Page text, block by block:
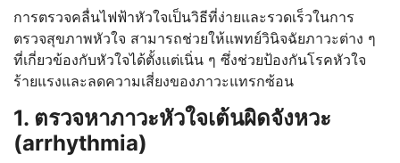
การตรวจคลื่นไฟฟ้าหัวใจเป็นวิธีที่ง่ายและรวดเร็วในการ
ตรวจสุขภาพหัวใจ สามารถช่วยให้แพทย์วินิจฉัยภาวะต่าง ๆ
ที่เกี่ยวข้องกับหัวใจได้ตั้งแต่เนิ่น ๆ ซึ่งช่วยป้องกันโรคหัวใจ
ร้ายแรงและลดความเสี่ยงของภาวะแทรกซ้อน
1. ตรวจหาภาวะหัวใจเต้นผิดจังหวะ
(arrhythmia)